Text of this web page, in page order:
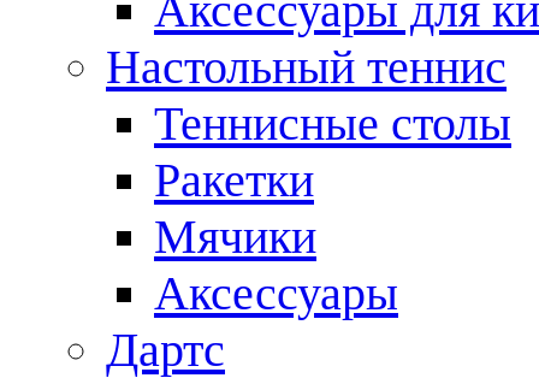
Настольный теннис
Теннисные столы
Ракетки
Мячики
Аксессуары
Дартс